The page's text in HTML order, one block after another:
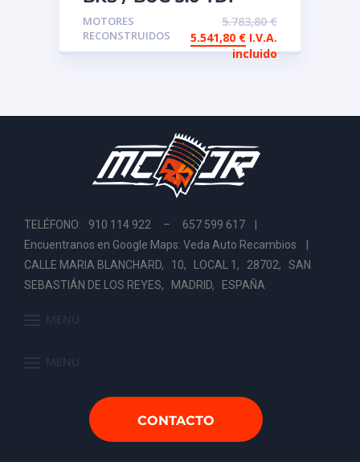
Motor de intercambio
reconstruido
MOTORES
RECONSTRUIDOS
5.783,80€
5.541,80 € I.V.A.
incluido
TELÉFONO: 910 114 922 – 657 599 617 |
Encuentranos en Google Maps: Veda Auto Recambios
CALLE MARIA BLANCHARD, 10, LOCAL 1, 28702, SAN
SEBASTIÁN DE LOS REYES, MADRID, ESPAÑA
MENU
MENU
CONTACTO